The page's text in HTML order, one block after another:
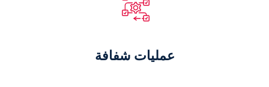
عمليات شفافة